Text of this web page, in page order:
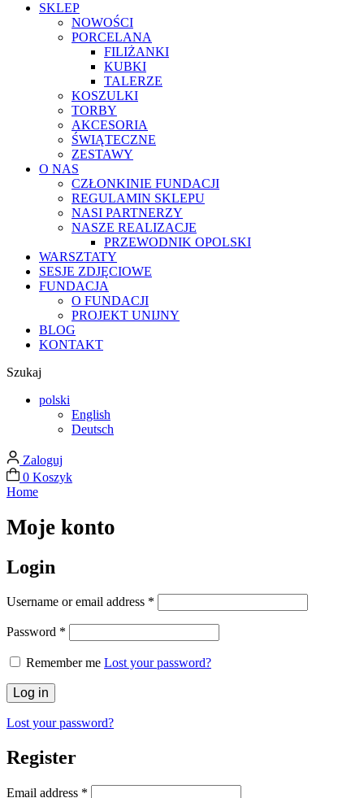
SKLEP
NOWOŚCI
PORCELANA
FILIŻANKI
KUBKI
TALERZE
KOSZULKI
TORBY
AKCESORIA
ŚWIĄTECZNE
ZESTAWY
O NAS
CZŁONKINIE FUNDACJI
REGULAMIN SKLEPU
NASI PARTNERZY
NASZE REALIZACJE
PRZEWODNIK OPOLSKI
WARSZTATY
SESJE ZDJĘCIOWE
FUNDACJA
O FUNDACJI
PROJEKT UNIJNY
BLOG
KONTAKT
Szukaj
polski
English
Deutsch
Zaloguj
0 Koszyk
Home
Moje konto
Login
Username or email address *
Password *
Remember me Lost your password?
Log in
Lost your password?
Register
Email address *